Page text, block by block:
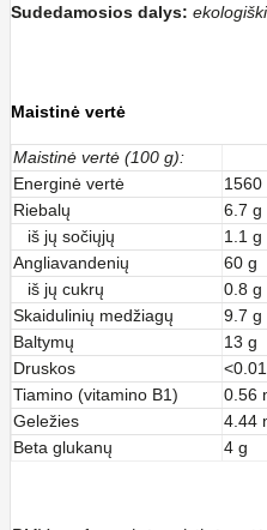
Sudedamosios dalys: ekologiški
Maistinė vertė
Maistinė vertė (100 g):
Energinė vertė
1560
Riebalų
6.7 g
iš jų sočiųjų
1.1 g
Angliavandenių
60 g
iš jų cukrų
0.8 g
Skaidulinių medžiagų
9.7 g
Baltymų
13 g
Druskos
Tiamino (vitamino B1)
0.56
Geležies
4.44
Beta glukanų
4 g